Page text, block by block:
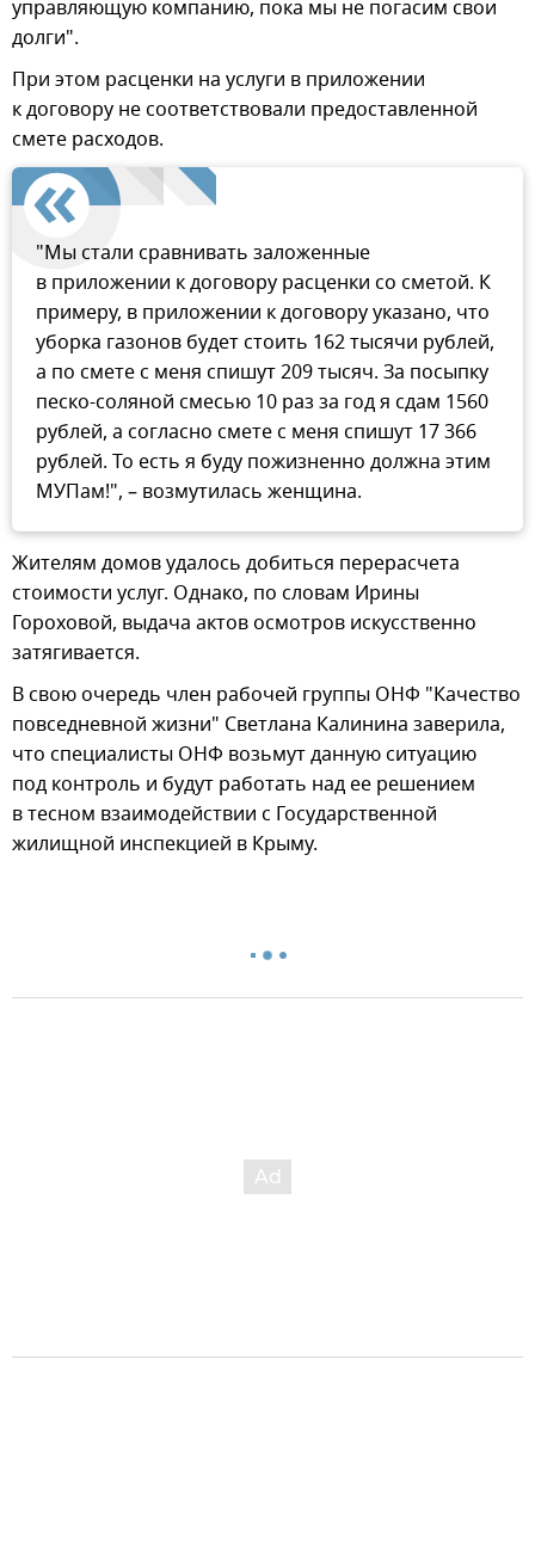
управляющую компанию, пока мы не погасим свои
долги".
При этом расценки на услуги в приложении
к договору не соответствовали предоставленной
смете расходов.
"Мы стали сравнивать заложенные
в приложении к договору расценки со сметой. К
примеру, в приложении к договору указано, что
уборка газонов будет стоить 162 тысячи рублей,
а по смете с меня спишут 209 тысяч. За посыпку
песко-соляной смесью 10 раз за год я сдам 1560
рублей, а согласно смете с меня спишут 17 366
рублей. То есть я буду пожизненно должна этим
МУПам!", – возмутилась женщина.
Жителям домов удалось добиться перерасчета
стоимости услуг. Однако, по словам Ирины
Гороховой, выдача актов осмотров искусственно
затягивается.
В свою очередь член рабочей группы ОНФ "Качество
повседневной жизни" Светлана Калинина заверила,
что специалисты ОНФ возьмут данную ситуацию
под контроль и будут работать над ее решением
в тесном взаимодействии с Государственной
жилищной инспекцией в Крыму.